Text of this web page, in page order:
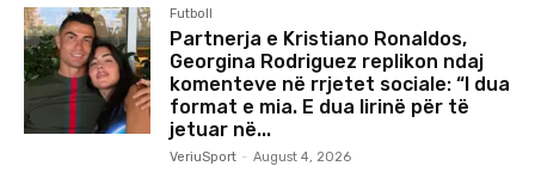
Futboll
Partnerja e Kristiano Ronaldos,
Georgina Rodriguez replikon ndaj
komenteve në rrjetet sociale: “I dua
format e mia. E dua lirinë për të
jetuar në...
VeriuSport - August 4, 2026